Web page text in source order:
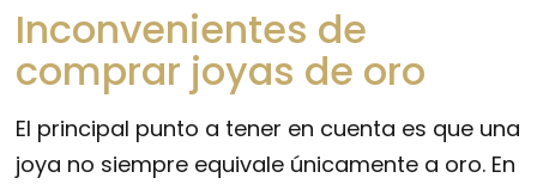
Inconvenientes de
comprar joyas de oro
El principal punto a tener en cuenta es que una
joya no siempre equivale únicamente a oro. En